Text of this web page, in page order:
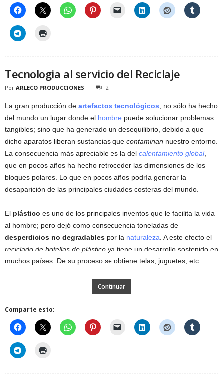
Tecnologia al servicio del Reciclaje
Por ARLECO PRODUCCIONES 2
La gran producción de artefactos tecnológicos , no sólo ha hecho
del mundo un lugar donde el hombre puede solucionar problemas
tangibles; sino que ha generado un desequilibrio, debido a que
dicho aparatos liberan sustancias que contaminan nuestro entorno.
La consecuencia más apreciable es la del calentamiento global,
que en pocos años ha hecho retroceder las dimensiones de los
bloques polares. Lo que en pocos años podría generar la
desaparición de las principales ciudades costeras del mundo.
El plástico es uno de los principales inventos que le facilita la vida
al hombre; pero dejó como consecuencia toneladas de
desperdicios no degradables por la naturaleza . A este efecto el
reciclado de botellas de plástico ya tiene un desarrollo sostenido en
muchos países. De su proceso se obtiene telas, juguetes, etc.
Continuar
Comparte esto: